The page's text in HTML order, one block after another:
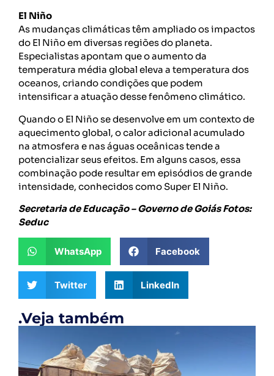
El Niño
As mudanças climáticas têm ampliado os impactos
do El Niño em diversas regiões do planeta.
Especialistas apontam que o aumento da
temperatura média global eleva a temperatura dos
oceanos, criando condições que podem
intensificar a atuação desse fenômeno climático.
Quando o El Niño se desenvolve em um contexto de
aquecimento global, o calor adicional acumulado
na atmosfera e nas águas oceânicas tende a
potencializar seus efeitos. Em alguns casos, essa
combinação pode resultar em episódios de grande
intensidade, conhecidos como Super El Niño.
Secretaria de Educação – Governo de Goiás Fotos:
Seduc
WhatsApp Facebook
Twitter LinkedIn
.Veja também